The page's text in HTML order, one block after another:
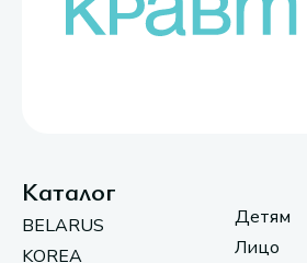
Каталог
BELARUS
KOREA
Детям
Лицо